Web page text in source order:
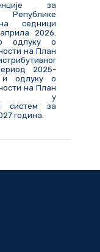
за
седници
2026.
одлуку о
на План
2025-
и одлуку о
на План
у
систем за
година.